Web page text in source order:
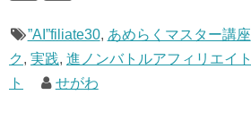
”AI”filiate30, あめらくマスター講座
ク , 実践, 進ノンバトルアフィリエイト
ト
せがわ